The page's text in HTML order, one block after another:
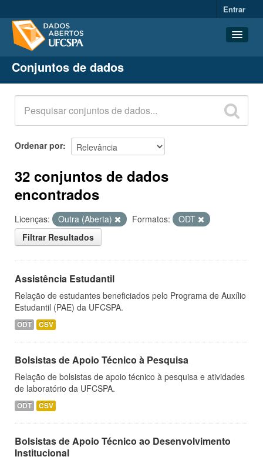
Entrar
Conjuntos de dados
Organizações
Grupos
Sobre
Conjuntos de dados
Ordenar por
32 conjuntos de dados
encontrados
Licenças: Outra (Aberta) Formatos:
ODT
Filtrar Resultados
Assistência Estudantil
Relação de estudantes beneficiados pelo Programa de Auxílio
Estudantil (PAE) da UFCSPA.
ODT CSV
Bolsistas de Apoio Técnico à Pesquisa
Relação de bolsistas de apoio técnico à pesquisa e atividades
de laboratório da UFCSPA.
ODT CSV
Bolsistas de Apoio Técnico ao Desenvolvimento
Institucional